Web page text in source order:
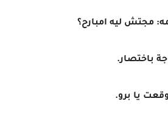
مجتش ليه امبارح؟
باختصار.
يا برو.